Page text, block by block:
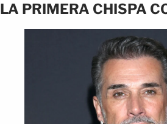
LA PRIMERA CHISPA